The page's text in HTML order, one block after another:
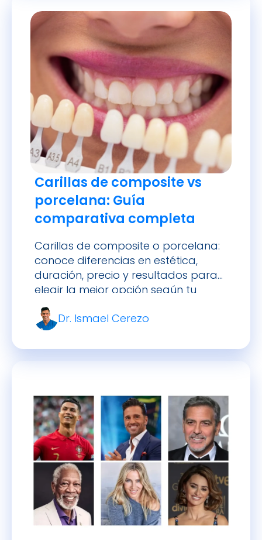
Carillas de composite vs
porcelana: Guía
comparativa completa
Carillas de composite o porcelana:
conoce diferencias en estética,
duración, precio y resultados para
elegir la mejor opción según tu
sonrisa y objetivos dentales.
Dr. Ismael Cerezo